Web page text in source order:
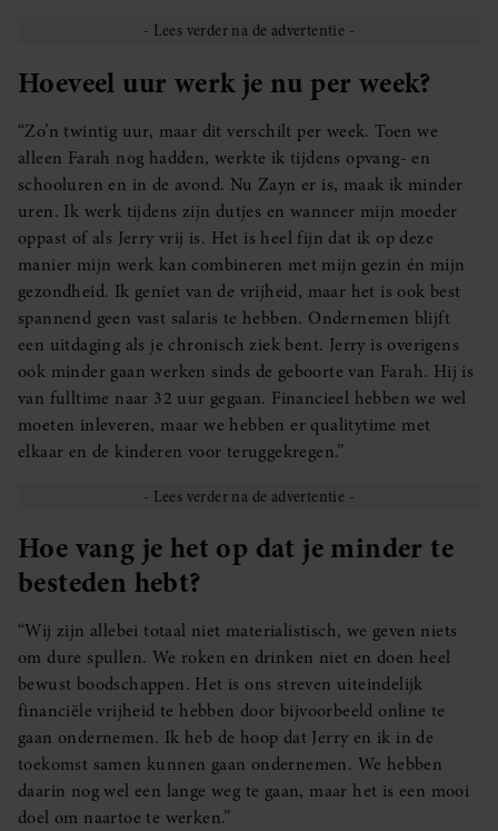
Hoeveel uur werk je nu per week?
“Zo’n twintig uur, maar dit verschilt per week. Toen we
alleen Farah nog hadden, werkte ik tijdens opvang- en
schooluren en in de avond. Nu Zayn er is, maak ik minder
uren. Ik werk tijdens zijn dutjes en wanneer mijn moeder
oppast of als Jerry vrij is. Het is heel fijn dat ik op deze
manier mijn werk kan combineren met mijn gezin én mijn
gezondheid. Ik geniet van de vrijheid, maar het is ook best
spannend geen vast salaris te hebben. Ondernemen blijft
een uitdaging als je chronisch ziek bent. Jerry is overigens
ook minder gaan werken sinds de geboorte van Farah. Hij is
van fulltime naar 32 uur gegaan. Financieel hebben we wel
moeten inleveren, maar we hebben er qualitytime met
elkaar en de kinderen voor teruggekregen.”
Hoe vang je het op dat je minder te
besteden hebt?
“Wij zijn allebei totaal niet materialistisch, we geven niets
om dure spullen. We roken en drinken niet en doen heel
bewust boodschappen. Het is ons streven uiteindelijk
financiële vrijheid te hebben door bijvoorbeeld online te
gaan ondernemen. Ik heb de hoop dat Jerry en ik in de
toekomst samen kunnen gaan ondernemen. We hebben
daarin nog wel een lange weg te gaan, maar het is een mooi
doel om naartoe te werken.”